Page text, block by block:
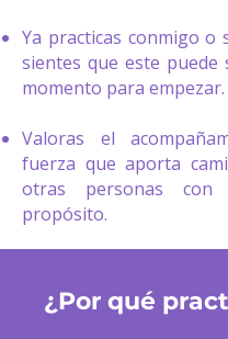
Ya practicas conmigo o
sientes que este puede
momento para empezar.
Valoras el
fuerza que aporta
otras personas con
propósito.
¿Por qué